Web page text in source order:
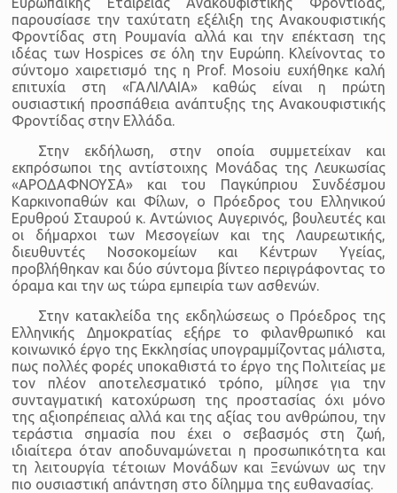
παρουσίασε την ταχύτατη εξέλιξη της Ανακουφιστικής
Φροντίδας στη Ρουμανία αλλά και την επέκταση της
ιδέας των Hospices σε όλη την Ευρώπη. Κλείνοντας το
σύντομο χαιρετισμό της η Prof. Mosoiu ευχήθηκε καλή
επιτυχία στη «ΓΑΛΙΛΑΙΑ» καθώς είναι η πρώτη
ουσιαστική προσπάθεια ανάπτυξης της Ανακουφιστικής
Φροντίδας στην Ελλάδα.
Στην εκδήλωση, στην οποία συμμετείχαν και
εκπρόσωποι της αντίστοιχης Μονάδας της Λευκωσίας
«ΑΡΟΔΑΦΝΟΥΣΑ» και του Παγκύπριου Συνδέσμου
Καρκινοπαθών και Φίλων, ο Πρόεδρος του Ελληνικού
Ερυθρού Σταυρού κ. Αντώνιος Αυγερινός, βουλευτές και
οι δήμαρχοι των Μεσογείων και της Λαυρεωτικής,
διευθυντές Νοσοκομείων και Κέντρων Υγείας,
προβλήθηκαν και δύο σύντομα βίντεο περιγράφοντας το
όραμα και την ως τώρα εμπειρία των ασθενών.
Στην κατακλείδα της εκδηλώσεως ο Πρόεδρος της
Ελληνικής Δημοκρατίας εξήρε το φιλανθρωπικό και
κοινωνικό έργο της Εκκλησίας υπογραμμίζοντας μάλιστα,
πως πολλές φορές υποκαθιστά το έργο της Πολιτείας με
τον πλέον αποτελεσματικό τρόπο, μίλησε για την
συνταγματική κατοχύρωση της προστασίας όχι μόνο
της αξιοπρέπειας αλλά και της αξίας του ανθρώπου, την
τεράστια σημασία που έχει ο σεβασμός στη ζωή,
ιδιαίτερα όταν αποδυναμώνεται η προσωπικότητα και
τη λειτουργία τέτοιων Μονάδων και Ξενώνων ως την
πιο ουσιαστική απάντηση στο δίλημμα της ευθανασίας.